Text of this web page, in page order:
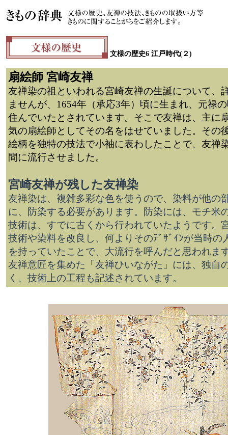
文様の歴史6 江戸時代(２)
扇絵師 宮崎友禅
友禅染の祖といわれる宮崎友禅の生誕について、
ませんが、1654年（承応3年）頃に生まれ、元禄
住んでいたとされています。そこで友禅は、主に
気の扇絵師としてその名をはせていました。その
絵柄を独特の技法で小袖に表わしたことで、友禅
間に流行させました。
宮崎友禅が残した友禅染
友禅染は、複雑多彩な色を使うので、染料が他の
に、防染する必要があります。防染には、モチ米
技術は、すでに古くから行われていたようです。
技術や染料を改良し、何よりそのﾃﾞｻﾞｲﾝが当時の
を持っていたことで、大流行を呼んだと思われま
友禅意匠を集めた「友禅ひいながた」には、独自
く、技術上の工程も記述されています。